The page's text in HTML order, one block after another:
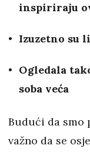
inspiriraju
Izuzetno su
Ogledala
soba veća
Budući da smo
važno da se